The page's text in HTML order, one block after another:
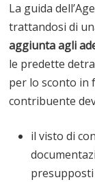
La guida
trattandosi di
aggiunta agli
le predette
per lo sconto in
contribuente
il visto di